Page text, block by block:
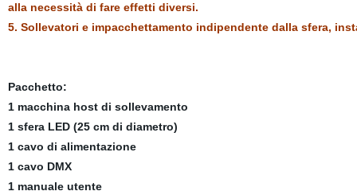
alla necessità di fare effetti diversi.
5. Sollevatori e impacchettamento indipendente dalla sfera,
Pacchetto:
1 macchina host di sollevamento
1 sfera LED (25 cm di diametro)
1 cavo di alimentazione
1 cavo DMX
1 manuale utente